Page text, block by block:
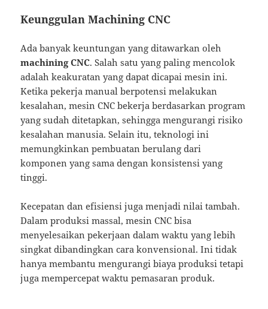
Keunggulan Machining CNC
Ada banyak keuntungan yang ditawarkan oleh
machining CNC. Salah satu yang paling mencolok
adalah keakuratan yang dapat dicapai mesin ini.
Ketika pekerja manual berpotensi melakukan
kesalahan, mesin CNC bekerja berdasarkan program
yang sudah ditetapkan, sehingga mengurangi risiko
kesalahan manusia. Selain itu, teknologi ini
memungkinkan pembuatan berulang dari
komponen yang sama dengan konsistensi yang
tinggi.
Kecepatan dan efisiensi juga menjadi nilai tambah.
Dalam produksi massal, mesin CNC bisa
menyelesaikan pekerjaan dalam waktu yang lebih
singkat dibandingkan cara konvensional. Ini tidak
hanya membantu mengurangi biaya produksi tetapi
juga mempercepat waktu pemasaran produk.